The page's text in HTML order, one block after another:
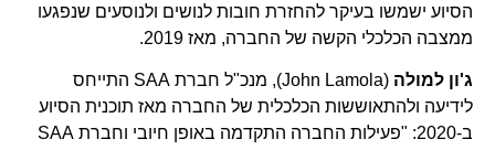
הסיוע ישמשו בעיקר להחזרת חובות לנושים ולנוסעים שנפגעו
ממצבה הכלכלי הקשה של החברה, מאז 2019.
ג'ון למולה
(John Lamola), מנכ"ל חברת SAA התייחס
לידיעה ולהתאוששות הכלכלית של החברה מאז תוכנית הסיוע
ב-2020: "פעילות החברה התקדמה באופן חיובי וחברת SAA